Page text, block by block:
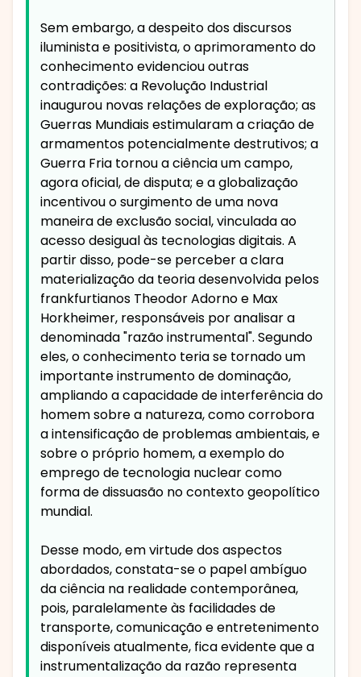
Sem embargo, a despeito dos discursos
iluminista e positivista, o aprimoramento do
conhecimento evidenciou outras
contradições: a Revolução Industrial
inaugurou novas relações de exploração; as
Guerras Mundiais estimularam a criação de
armamentos potencialmente destrutivos; a
Guerra Fria tornou a ciência um campo,
agora oficial, de disputa; e a globalização
incentivou o surgimento de uma nova
maneira de exclusão social, vinculada ao
acesso desigual às tecnologias digitais. A
partir disso, pode-se perceber a clara
materialização da teoria desenvolvida pelos
frankfurtianos Theodor Adorno e Max
Horkheimer, responsáveis por analisar a
denominada "razão instrumental". Segundo
eles, o conhecimento teria se tornado um
importante instrumento de dominação,
ampliando a capacidade de interferência do
homem sobre a natureza, como corrobora
a intensificação de problemas ambientais, e
sobre o próprio homem, a exemplo do
emprego de tecnologia nuclear como
forma de dissuasão no contexto geopolítico
mundial.
Desse modo, em virtude dos aspectos
abordados, constata-se o papel ambíguo
da ciência na realidade contemporânea,
pois, paralelamente às facilidades de
transporte, comunicação e entretenimento
disponíveis atualmente, fica evidente que a
instrumentalização da razão representa